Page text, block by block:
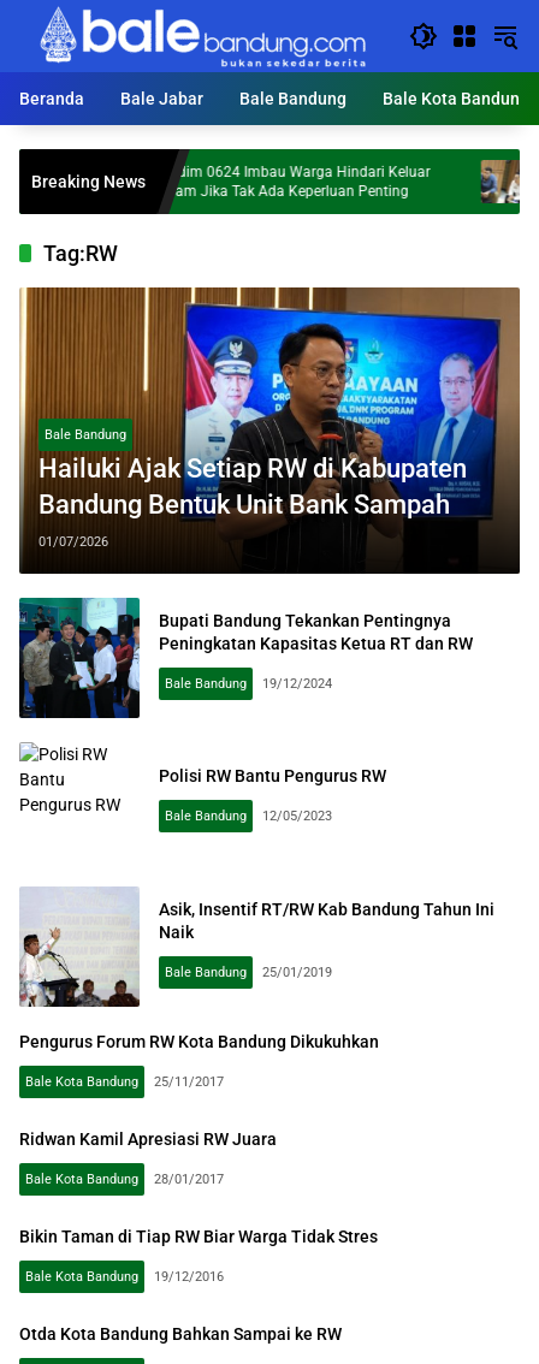
Langsung
konten
Beranda
Bale Jabar Bale Bandung Bale Kota Bandung
Breaking NewsDandim 0624 Imbau Warga Hindari Keluar
Malam Jika Tak Ada Keperluan Penting
Hailuki:
Tag:RW
Bale Bandung
Hailuki Ajak Setiap RW di Kabupaten
Bandung Bentuk Unit Bank Sampah
01/07/2026
Bupati Bandung Tekankan Pentingnya
Peningkatan Kapasitas Ketua RT dan RW
Bale Bandung 19/12/2024
Polisi RW Bantu Pengurus RW
Bale Bandung 12/05/2023
Asik, Insentif RT/RW Kab Bandung Tahun Ini
Naik
Bale Bandung 25/01/2019
Pengurus Forum RW Kota Bandung Dikukuhkan
Bale Kota Bandung 25/11/2017
Ridwan Kamil Apresiasi RW Juara
Bale Kota Bandung 28/01/2017
Bikin Taman di Tiap RW Biar Warga Tidak Stres
Bale Kota Bandung 19/12/2016
Otda Kota Bandung Bahkan Sampai ke RW